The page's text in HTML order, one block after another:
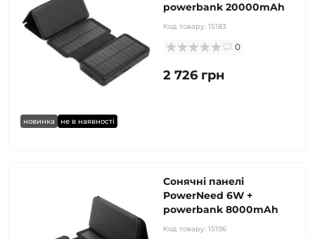
новинка не в наявності
powerbank 20000mAh
Код товару: 15183
0
2 726 грн
Сонячні панелі
PowerNeed 6W +
powerbank 8000mAh
Код товару: 15196